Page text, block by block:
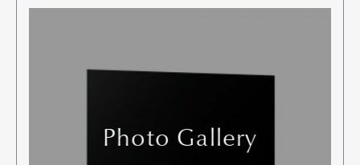
Photo Gallery